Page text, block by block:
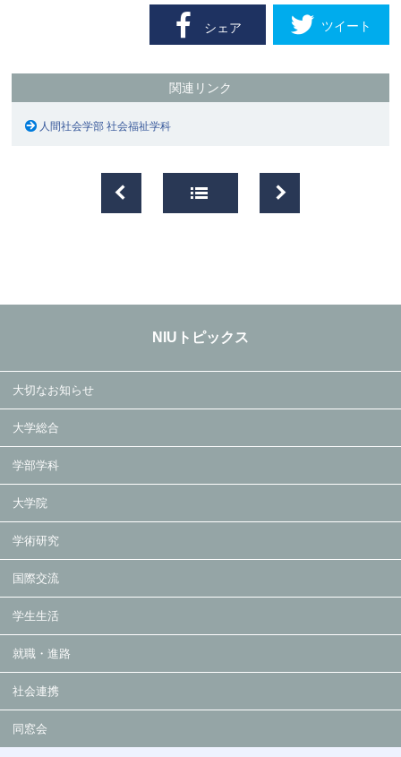
シェア ツイート
関連リンク
人間社会学部 社会福祉学科
NIUトピックス
大切なお知らせ
大学総合
学部学科
大学院
学術研究
国際交流
学生生活
就職・進路
社会連携
同窓会